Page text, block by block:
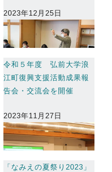
2023年12月25日
令和５年度 弘前大学浪
江町復興支援活動成果報
告会・交流会を開催
2023年11月27日
「なみえの夏祭り2023」